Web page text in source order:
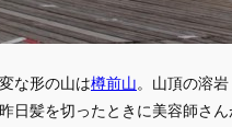
な形の山は樽前山。山頂の溶
日髪を切ったときに美容師さん